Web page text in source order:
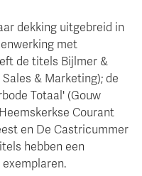
dekking uitgebreid in
met
de titels Bijlmer &
& Marketing); de
Totaal' (Gouw
Courant
en De Castricummer
hebben een